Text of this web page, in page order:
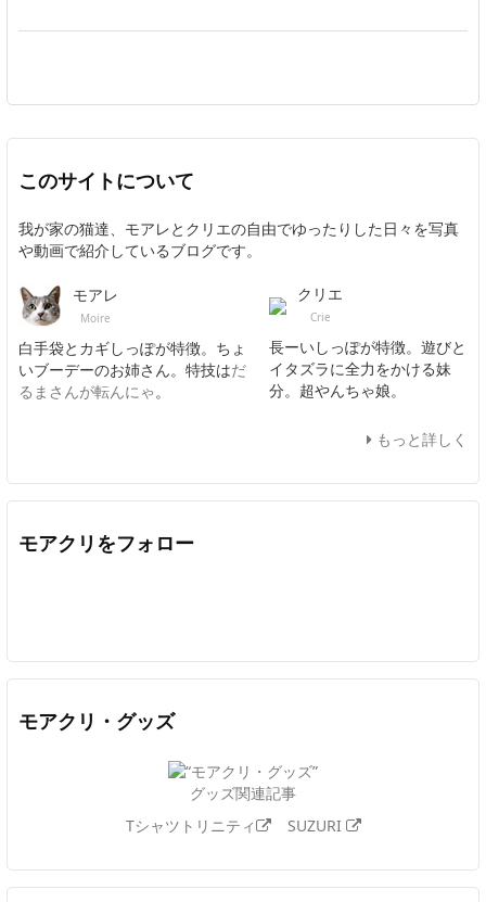
このサイトについて
我が家の猫達、モアレとクリエの自由でゆったりした日々を写真
や動画で紹介しているブログです。
モアレ
Moire
白手袋とカギしっぽが特徴。ちょ
いブーデーのお姉さん。特技はだ
るまさんが転んにゃ。
クリエ
Crie
長ーいしっぽが特徴。遊びと
イタズラに全力をかける妹
分。超やんちゃ娘。
もっと詳しく
モアクリをフォロー
モアクリ・グッズ
グッズ関連記事
Tシャツトリニティ
SUZURI